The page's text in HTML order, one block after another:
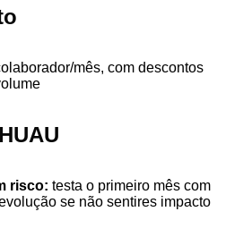
mês, com descontos
risco: testa o primeiro mês com
se não sentires impacto